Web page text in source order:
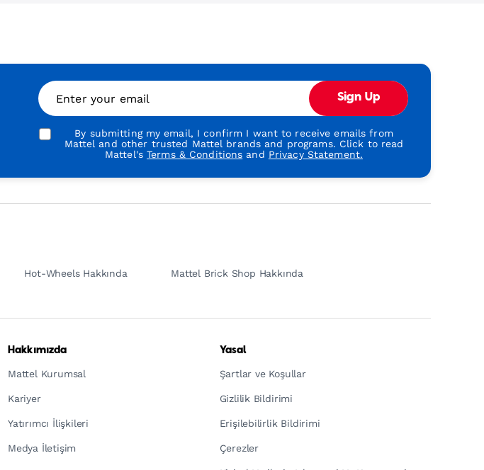
Enter your email Sign Up
By submitting my email, I confirm I want to receive emails from
Mattel and other trusted Mattel brands and programs. Click to read
Mattel'sTerms & Conditions and Privacy Statement.
Hot-Wheels Hakkında
Mattel Brick Shop Hakkında
Hakkımızda
Mattel Kurumsal
Kariyer
Yatırımcı İlişkileri
Medya İletişim
Yasal
Şartlar ve Koşullar
Gizlilik Bildirimi
Erişilebilirlik Bildirimi
Çerezler